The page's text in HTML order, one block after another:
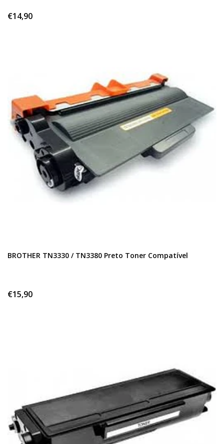
€14,90
BROTHER TN3330 / TN3380 Preto Toner Compatível
€15,90